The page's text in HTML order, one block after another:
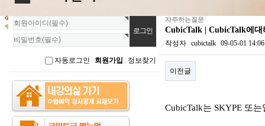
회
원
로
자동로그인 회원가입 정보찾기
자주하는질문
CubicTalk | CubicTalk에
작성자 cubictalk 09-05-01 14:06
이전글
CubicTalk는 SKYPE 또